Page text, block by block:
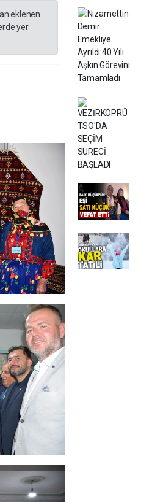
eklenen
yer